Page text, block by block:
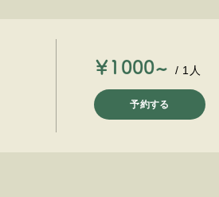
￥1000~ / 1人
予約する